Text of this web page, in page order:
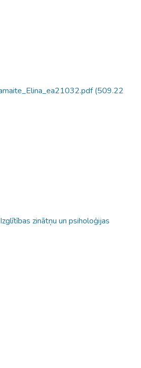
(509.22
zinātņu un psiholoģijas